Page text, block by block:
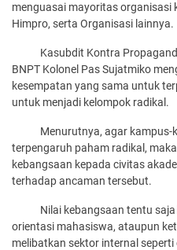
menguasai mayoritas organisasi
Himpro, serta Organisasi lainnya.
Kasubdit Kontra Propaganda
BNPT Kolonel Pas Sujatmiko
kesempatan yang sama untuk
untuk menjadi kelompok radikal.
Menurutnya, agar kampus-
terpengaruh paham radikal,
kebangsaan kepada civitas
terhadap ancaman tersebut.
Nilai kebangsaan tentu saja
orientasi mahasiswa, ataupun
melibatkan sektor internal